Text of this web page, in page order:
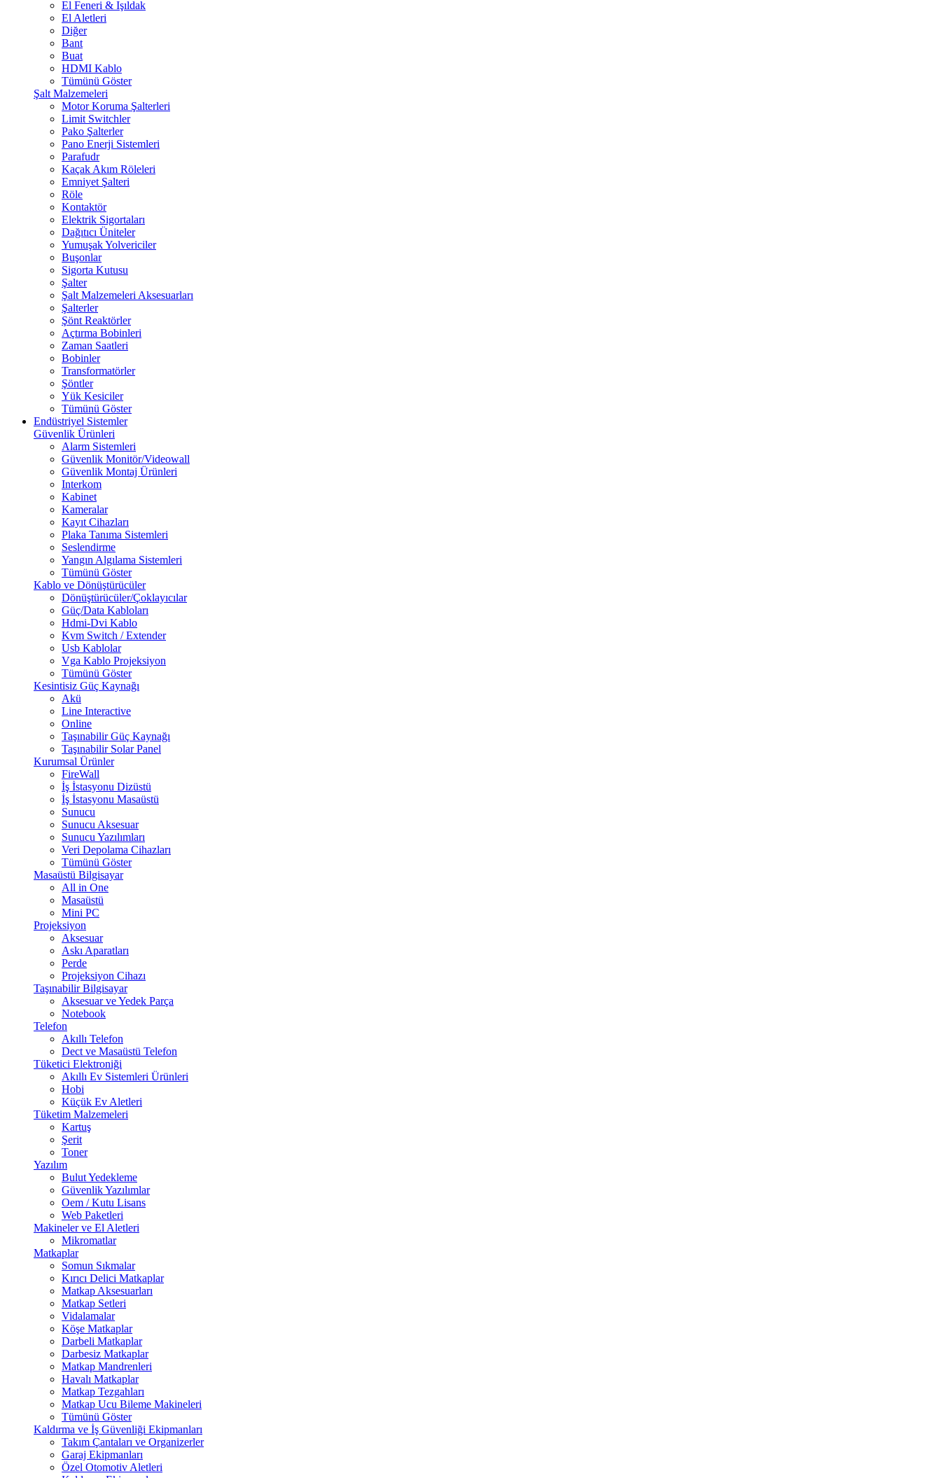
El Feneri & Işıldak
El Aletleri
Diğer
Bant
Buat
HDMI Kablo
Tümünü Göster
Şalt Malzemeleri
Motor Koruma Şalterleri
Limit Switchler
Pako Şalterler
Pano Enerji Sistemleri
Parafudr
Kaçak Akım Röleleri
Emniyet Şalteri
Röle
Kontaktör
Elektrik Sigortaları
Dağıtıcı Üniteler
Yumuşak Yolvericiler
Buşonlar
Sigorta Kutusu
Şalter
Şalt Malzemeleri Aksesuarları
Şalterler
Şönt Reaktörler
Açtırma Bobinleri
Zaman Saatleri
Bobinler
Transformatörler
Şöntler
Yük Kesiciler
Tümünü Göster
Endüstriyel Sistemler
Güvenlik Ürünleri
Alarm Sistemleri
Güvenlik Monitör/Videowall
Güvenlik Montaj Ürünleri
Interkom
Kabinet
Kameralar
Kayıt Cihazları
Plaka Tanıma Sistemleri
Seslendirme
Yangın Algılama Sistemleri
Tümünü Göster
Kablo ve Dönüştürücüler
Dönüştürücüler/Çoklayıcılar
Güç/Data Kabloları
Hdmi-Dvi Kablo
Kvm Switch / Extender
Usb Kablolar
Vga Kablo Projeksiyon
Tümünü Göster
Kesintisiz Güç Kaynağı
Akü
Line Interactive
Online
Taşınabilir Güç Kaynağı
Taşınabilir Solar Panel
Kurumsal Ürünler
FireWall
İş İstasyonu Dizüstü
İş İstasyonu Masaüstü
Sunucu
Sunucu Aksesuar
Sunucu Yazılımları
Veri Depolama Cihazları
Tümünü Göster
Masaüstü Bilgisayar
All in One
Masaüstü
Mini PC
Projeksiyon
Aksesuar
Askı Aparatları
Perde
Projeksiyon Cihazı
Taşınabilir Bilgisayar
Aksesuar ve Yedek Parça
Notebook
Telefon
Akıllı Telefon
Dect ve Masaüstü Telefon
Tüketici Elektroniği
Akıllı Ev Sistemleri Ürünleri
Hobi
Küçük Ev Aletleri
Tüketim Malzemeleri
Kartuş
Şerit
Toner
Yazılım
Bulut Yedekleme
Güvenlik Yazılımlar
Oem / Kutu Lisans
Web Paketleri
Makineler ve El Aletleri
Mikromatlar
Matkaplar
Somun Sıkmalar
Kırıcı Delici Matkaplar
Matkap Aksesuarları
Matkap Setleri
Vidalamalar
Köşe Matkaplar
Darbeli Matkaplar
Darbesiz Matkaplar
Matkap Mandrenleri
Havalı Matkaplar
Matkap Tezgahları
Matkap Ucu Bileme Makineleri
Tümünü Göster
Kaldırma ve İş Güvenliği Ekipmanları
Takım Çantaları ve Organizerler
Garaj Ekipmanları
Özel Otomotiv Aletleri